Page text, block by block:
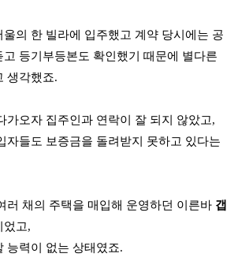
의 한 빌라에 입주했고 계약 당시에는 공
등기부등본도 확인했기 때문에 별다른
생각했죠.
가오자 집주인과 연락이 잘 되지 않았고,
자들도 보증금을 돌려받지 못하고 있다는
러 채의 주택을 매입해 운영하던 이른바 갭
었고,
능력이 없는 상태였죠.